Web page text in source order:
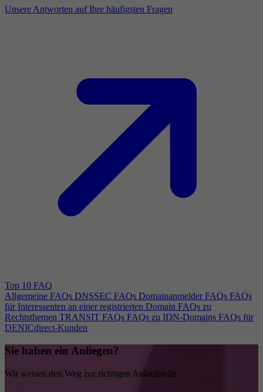
Unsere Antworten auf Ihre häufigsten Fragen
Top 10 FAQ
Allgemeine FAQs DNSSEC FAQs Domainanmelder FAQs FAQs
für Interessenten an einer registrierten Domain FAQs zu
Rechtsthemen TRANSIT FAQs FAQs zu IDN-Domains FAQs für
DENICdirect-Kunden
Sie haben ein Anliegen?
Wir weisen den Weg zur richtigen Anlaufstelle